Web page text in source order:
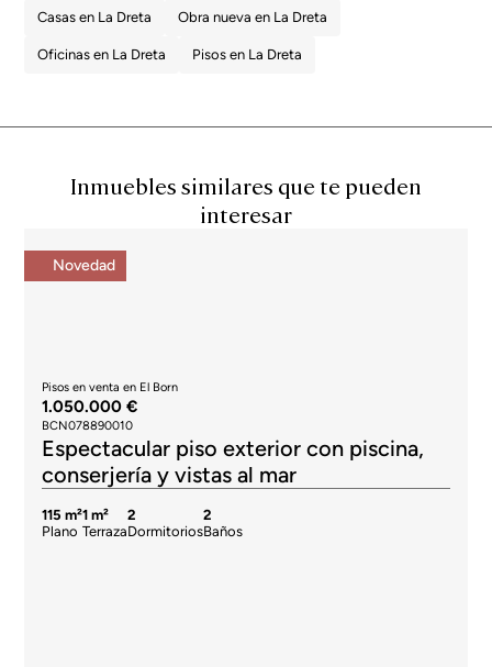
Casas en La Dreta Obra nueva en La Dreta
Oficinas en La Dreta Pisos en La Dreta
Inmuebles similares que te pueden
interesar
Novedad
Pisos en venta en El Born
1.050.000 €
BCN078890010
Espectacular piso exterior con piscina,
conserjería y vistas al mar
115 m²
Plano
1 m²
Terraza
2
Dormitorios
2
Baños